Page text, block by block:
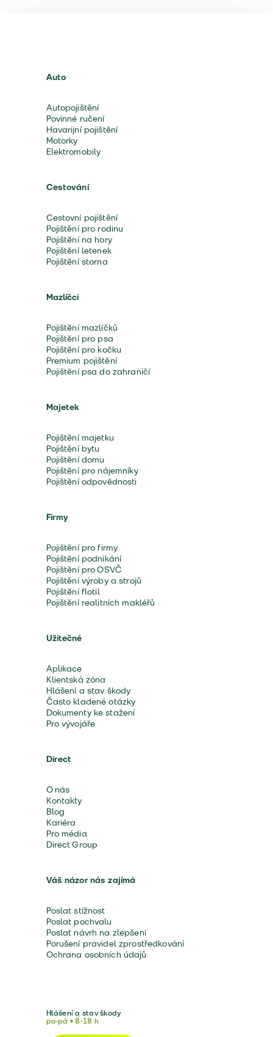
Auto
Autopojištění
Povinné ručení
Havarijní pojištění
Motorky
Elektromobily
Cestování
Cestovní pojištění
Pojištění pro rodinu
Pojištění na hory
Pojištění letenek
Pojištění storna
Mazlíčci
Pojištění mazlíčků
Pojištění pro psa
Pojištění pro kočku
Premium pojištění
Pojištění psa do zahraničí
Majetek
Pojištění majetku
Pojištění bytu
Pojištění domu
Pojištění pro nájemníky
Pojištění odpovědnosti
Firmy
Pojištění pro firmy
Pojištění podnikání
Pojištění pro OSVČ
Pojištění výroby a strojů
Pojištění flotil
Pojištění realitních makléřů
Užitečné
Aplikace
Klientská zóna
Hlášení a stav škody
Často kladené otázky
Dokumenty ke stažení
Pro vývojáře
Direct
O nás
Kontakty
Blog
Kariéra
Pro média
Direct Group
Váš názor nás zajímá
Poslat stížnost
Poslat pochvalu
Poslat návrh na zlepšení
Porušení pravidel zprostředkování
Ochrana osobních údajů
Hlášení a stav škody
po-pá • 8-18 h